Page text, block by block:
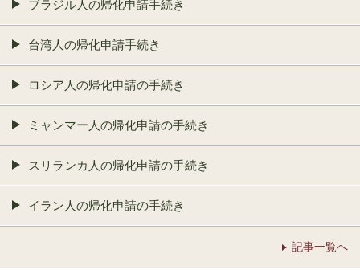
ブラジル人の帰化申請手続き
台湾人の帰化申請手続き
ロシア人の帰化申請の手続き
ミャンマー人の帰化申請の手続き
スリランカ人の帰化申請の手続き
イラン人の帰化申請の手続き
記事一覧へ